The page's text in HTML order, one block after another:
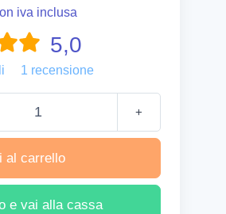
iva inclusa
5,0
1 recensione
+
al carrello
e vai alla cassa